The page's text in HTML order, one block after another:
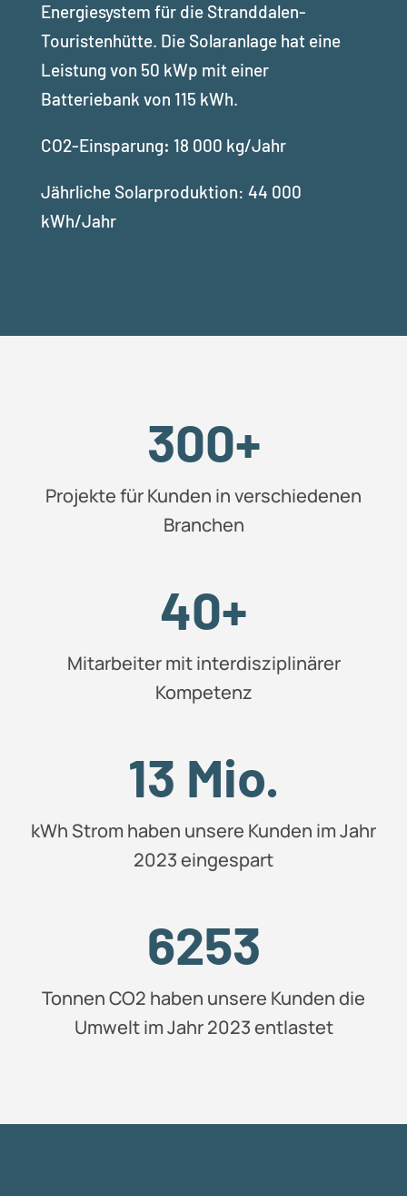
Energiesystem für die Stranddalen-
Touristenhütte. Die Solaranlage hat eine
Leistung von 50 kWp mit einer
Batteriebank von 115 kWh.
CO2-Einsparung: 18 000 kg/Jahr
Jährliche Solarproduktion: 44 000
kWh/Jahr
300+
Projekte für Kunden in verschiedenen
Branchen
40+
Mitarbeiter mit interdisziplinärer
Kompetenz
13 Mio.
kWh Strom haben unsere Kunden im Jahr
2023 eingespart
6253
Tonnen CO2 haben unsere Kunden die
Umwelt im Jahr 2023 entlastet